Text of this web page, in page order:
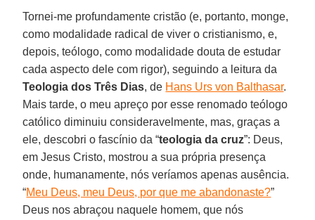
Tornei-me profundamente cristão (e, portanto, monge,
como modalidade radical de viver o cristianismo, e,
depois, teólogo, como modalidade douta de estudar
cada aspecto dele com rigor), seguindo a leitura da
Teologia dos Três Dias, de Hans Urs von Balthasar.
Mais tarde, o meu apreço por esse renomado teólogo
católico diminuiu consideravelmente, mas, graças a
ele, descobri o fascínio da “teologia da cruz”: Deus,
em Jesus Cristo, mostrou a sua própria presença
onde, humanamente, nós veríamos apenas ausência.
“Meu Deus, meu Deus, por que me abandonaste?”
Deus nos abraçou naquele homem, que nós